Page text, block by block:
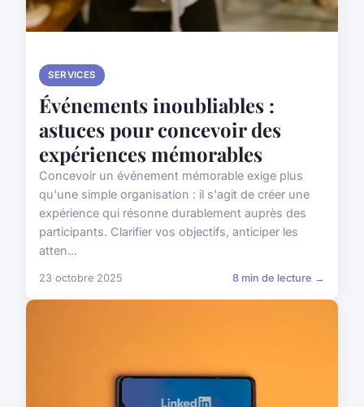
SERVICES
Événements inoubliables :
astuces pour concevoir des
expériences mémorables
Concevoir un événement mémorable exige plus
qu'une simple organisation : il s'agit de créer une
expérience qui résonne durablement auprès des
participants. Clarifier vos objectifs, anticiper les
atten...
23 octobre 2025 8 min de lecture →